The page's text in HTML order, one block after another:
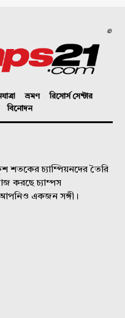
©
ভ্রমণ
রিসোর্স সেন্টার
বিনোদন
শতকের চ্যাম্পিয়নদের তৈরি
করছে চ্যাম্পস
আপনিও একজন সঙ্গী।